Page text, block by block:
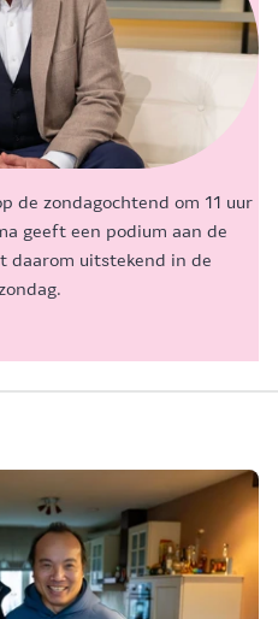
de zondagochtend om 11 uur
geeft een podium aan de
daarom uitstekend in de